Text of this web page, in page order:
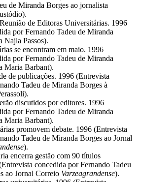
de Miranda Borges ao jornalista
de Editoras Universitárias. 1996
por Fernando Tadeu de Miranda
Najla Passos).
se encontram em maio. 1996
por Fernando Tadeu de Miranda
Maria Barbant).
de publicações. 1996 (Entrevista
Tadeu de Miranda Borges à
discutidos por editores. 1996
por Fernando Tadeu de Miranda
Maria Barbant).
promovem debate. 1996 (Entrevista
Tadeu de Miranda Borges ao Jornal
).
encerra gestão com 90 títulos
concedida por Fernando Tadeu
ao Jornal Correio Varzeagrandense).